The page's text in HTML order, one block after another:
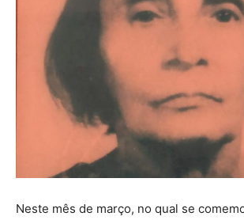
Neste mês de março, no qual se